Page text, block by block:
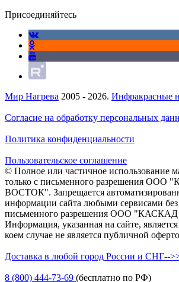
Присоединяйтесь
Мир Нагрева 2005 - 2026. Инфракрасные
Согласие на обработку персональных
Политика конфиденциальности
Пользовательское соглашение
© Полное или частичное использование
только с письменного разрешения ООО
ВОСТОК". Запрещается
информации сайта любыми сервисами
письменного разрешения ООО
Информация, указанная на сайте,
коем случае не является публичной
Доставка в любой город России и СНГ--
8 (800) 444-73-69 (бесплатно по РФ)